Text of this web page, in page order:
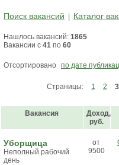
Поиск вакансий Каталог
Нашлось вакансий: 1865
Вакансии с 41 по 60
Отсортировано по дате
Страницы: 1 2 3
Вакансия
Доход,
руб.
Уборщица
Неполный рабочий
день
от
9500